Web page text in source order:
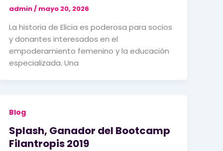
admin/ mayo 20, 2026
La historia de Elicia es poderosa para socios
y donantes interesados en el
empoderamiento femenino y la educación
especializada. Una
Blog
Splash, Ganador del Bootcamp
Filantropis 2019